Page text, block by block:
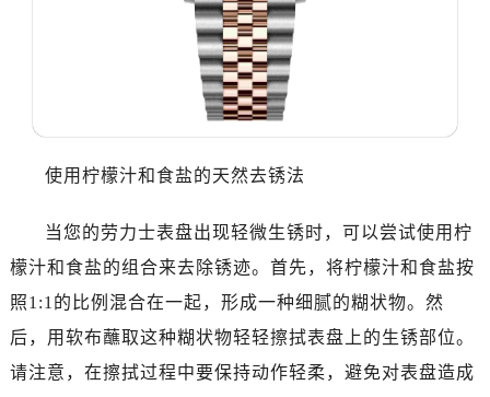
使用柠檬汁和食盐的天然去锈法
当您的劳力士表盘出现轻微生锈时，可以尝试使用柠
檬汁和食盐的组合来去除锈迹。首先，将柠檬汁和食盐按
照1:1的比例混合在一起，形成一种细腻的糊状物。然
后，用软布蘸取这种糊状物轻轻擦拭表盘上的生锈部位。
请注意，在擦拭过程中要保持动作轻柔，避免对表盘造成